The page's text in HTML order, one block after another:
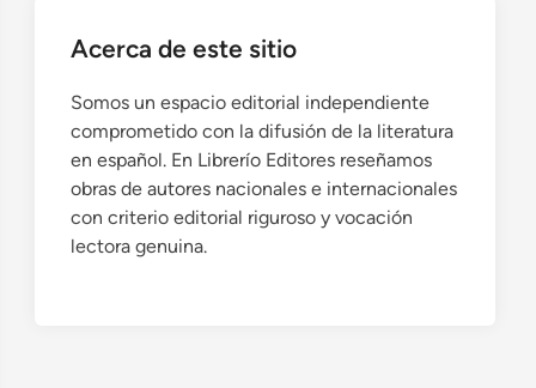
Acerca de este sitio
Somos un espacio editorial independiente
comprometido con la difusión de la literatura
en español. En Librerío Editores reseñamos
obras de autores nacionales e internacionales
con criterio editorial riguroso y vocación
lectora genuina.